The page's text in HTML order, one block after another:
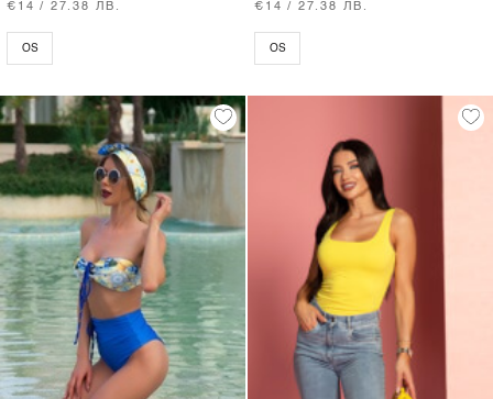
€14 / 27.38 ЛВ.
OS
€14 / 27.38 ЛВ.
OS